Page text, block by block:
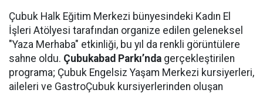
Çubuk Halk Eğitim Merkezi bünyesindeki Kadın El
İşleri Atölyesi tarafından organize edilen geleneksel
"Yaza Merhaba" etkinliği, bu yıl da renkli görüntülere
sahne oldu. Çubukabad Parkı’nda gerçekleştirilen
programa; Çubuk Engelsiz Yaşam Merkezi kursiyerleri,
aileleri ve GastroÇubuk kursiyerlerinden oluşan